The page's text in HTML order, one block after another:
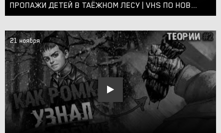
ПРОПАЖИ ДЕТЕЙ В ТАЁЖНОМ ЛЕСУ | VHS ПО НОВЕЛЛЕ ЗАЙЧИК
21 ноября